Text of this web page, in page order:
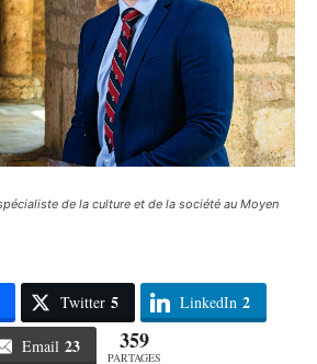
de la culture et de la société au Moyen
Twitter 5 LinkedIn 2
Email 23 359
PARTAGES